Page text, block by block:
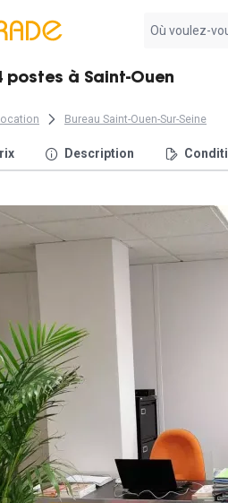
résultat
postes à Saint-Ouen
Bureau Saint-Ouen-Sur-Seine
Description